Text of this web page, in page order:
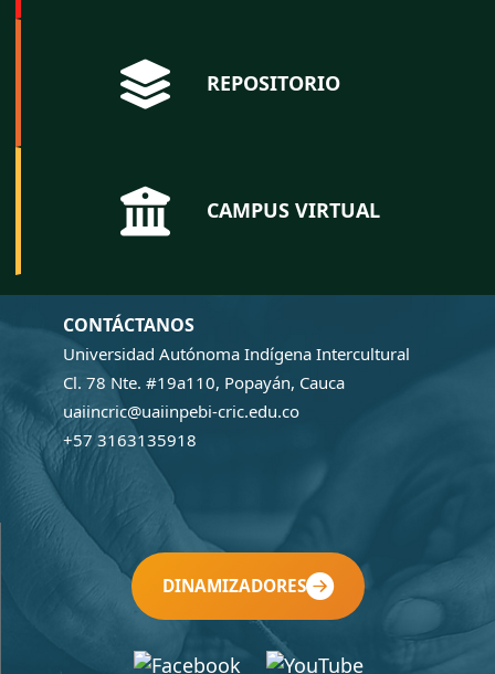
REPOSITORIO
CAMPUS VIRTUAL
CONTÁCTANOS
Universidad Autónoma Indígena Intercultural
Cl. 78 Nte. #19a110, Popayán, Cauca
uaiincric@uaiinpebi-cric.edu.co
+57 3163135918
DINAMIZADORES